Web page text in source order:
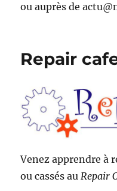
ou auprès de
Repair
Venez apprendre à
ou cassés au Repair